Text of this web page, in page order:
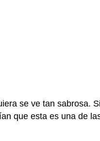
se ve tan sabrosa.
que esta es una de